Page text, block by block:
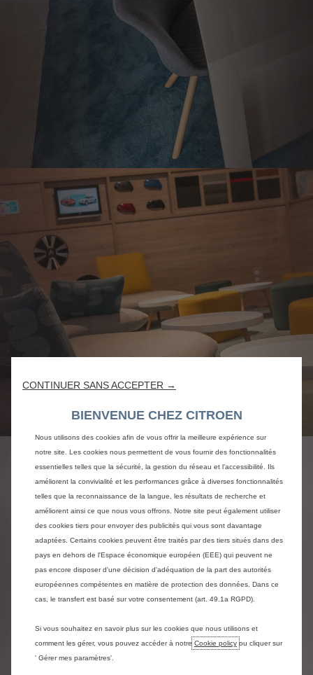
UNE INCARNATION DU
CONFORT CITROËN
Chaleureux,coloré et
interactif
naturel, de fauteuils moelleux, de murs de
mots, d’écrans et d’accessoires dédiés à la
personnalisation. Une véritable bulle de détente et
Visite fluide et ludique
La Maison Citroën® exprime toute la promesse de
dans un parcours conçu pour vous. En plus des
véhicules exposés, la gamme Citroën est présente
sur les murs habillés de jantes, volants et
Physique et digital
Vous pourrez vivre une expérience unique, mariant
urbain à la croisée du digital et de sensations bien
réelles. La table de configuration associée à son
écran 3D vous propose une expérience immersive
Conçu pour vous et vos
achats
Café vous invite à une pause.
Le salon de Vente sans cloison vous permet
d’échanger et de finaliser les détails de votre
ESPACE DE VIE INNOVANT PHYGITAL
CONTINUER SANS ACCEPTER →
BIENVENUE CHEZ CITROEN
Nous utilisons des cookies afin de vous offrir la meilleure expérience sur
notre site. Les cookies nous permettent de vous fournir des fonctionnalités
essentielles telles que la sécurité, la gestion du réseau et l’accessibilité. Ils
améliorent la convivialité et les performances grâce à diverses fonctionnalités
telles que la reconnaissance de la langue, les résultats de recherche et
améliorent ainsi ce que nous vous offrons. Notre site peut également utiliser
des cookies tiers pour envoyer des publicités qui vous sont davantage
adaptées. Certains cookies peuvent être traités par des tiers situés dans des
pays en dehors de l'Espace économique européen (EEE) qui peuvent ne
pas encore disposer d'une décision d'adéquation de la part des autorités
européennes compétentes en matière de protection des données. Dans ce
cas, le transfert est basé sur votre consentement (art. 49.1a RGPD).
Si vous souhaitez en savoir plus sur les cookies que nous utilisons et
comment les gérer, vous pouvez accéder à notre Cookie policy ou cliquer sur
' Gérer mes paramètres'.